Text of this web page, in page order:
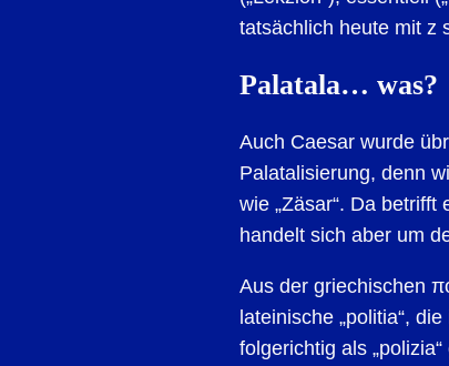
tatsächlich heute mit z
Palatala… was?
Auch Caesar wurde
Palatalisierung, denn
wie „Zäsar“. Da betrifft
handelt sich aber um
Aus der griechischen
lateinische „politia“,
folgerichtig als